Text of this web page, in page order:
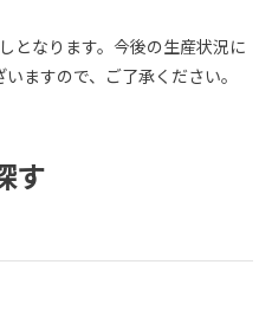
となります。今後の生産状況に
ますので、ご了承ください。
す